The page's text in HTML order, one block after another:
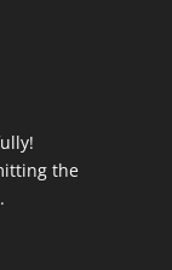
the